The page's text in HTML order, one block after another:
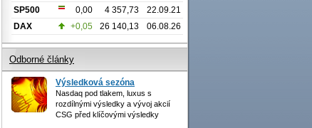
SP500
0,00 4 357,73
22.09.21
DAX
+0,05 26 140,13 06.08.26
Odborné články
Výsledková sezóna
Nasdaq pod tlakem, luxus s
rozdílnými výsledky a vývoj akcií
CSG před klíčovými výsledky